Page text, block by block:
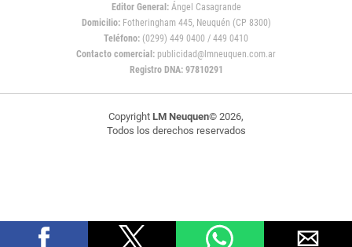
Editor General:Ángel Casagrande
Domicilio:Fotheringham 445, Neuquén (CP 8300)
Teléfono: (0299) 449 0400 / 449 0410
Contacto comercial: publicidad@lmneuquen.com.ar
Registro DNA: 97810291
Copyright LM Neuquen© 2026,
Todos los derechos reservados